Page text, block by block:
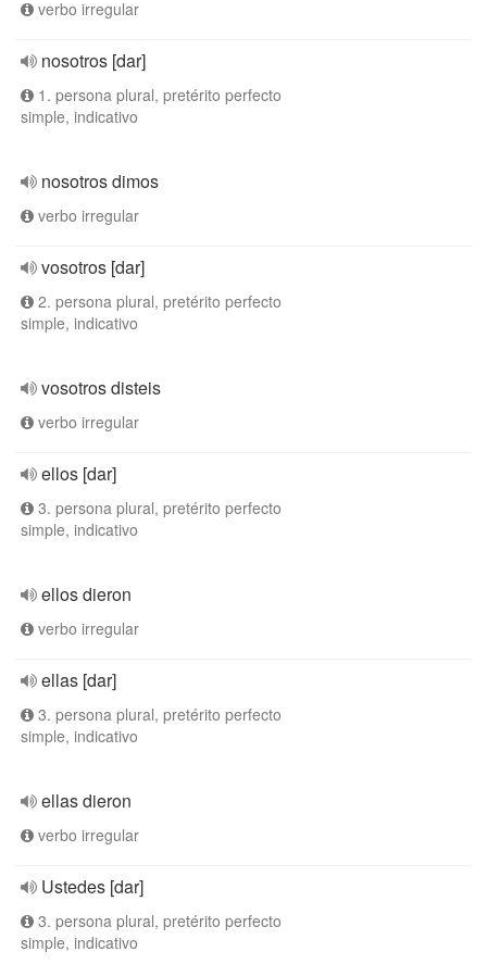
verbo irregular
nosotros [dar]
1. persona plural, pretérito perfecto
simple, indicativo
nosotros dimos
verbo irregular
vosotros [dar]
2. persona plural, pretérito perfecto
simple, indicativo
vosotros disteis
verbo irregular
ellos [dar]
3. persona plural, pretérito perfecto
simple, indicativo
ellos dieron
verbo irregular
ellas [dar]
3. persona plural, pretérito perfecto
simple, indicativo
ellas dieron
verbo irregular
Ustedes [dar]
3. persona plural, pretérito perfecto
simple, indicativo